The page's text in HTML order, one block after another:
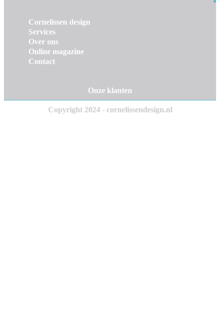
Cornelissen design
Services
Over ons
Online magazine
Contact
Onze klanten
Copyright 2024 - cornelissendesign.nl